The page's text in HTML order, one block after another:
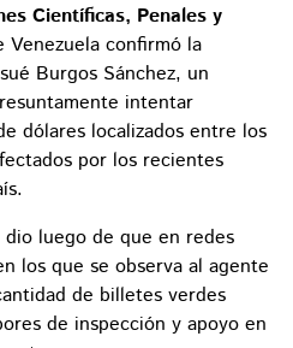
Científicas, Penales y
Venezuela confirmó la
Burgos Sánchez, un
intentar
dólares localizados entre los
por los recientes
luego de que en redes
los que se observa al agente
de billetes verdes
de inspección y apoyo en